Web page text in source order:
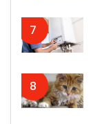
7
8